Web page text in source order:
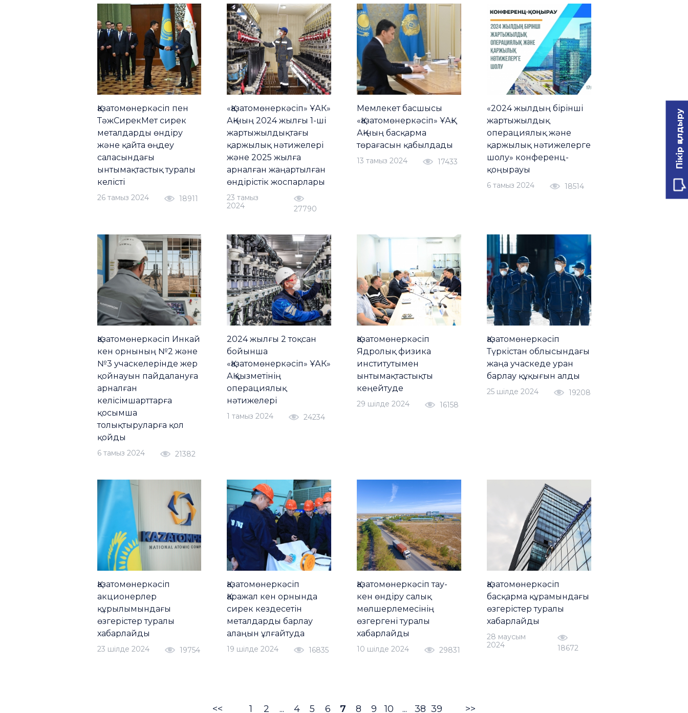
Қазатомөнеркәсіп пен
ТәжСирекМет сирек
металдарды өндіру
және қайта өңдеу
саласындағы
ынтымақтастық туралы
келісті
26 тамыз 2024 18911
«Қазатомөнеркәсіп» ҰАК»
АҚ-ның 2024 жылғы 1-ші
жартыжылдықтағы
қаржылық нәтижелері
және 2025 жылға
арналған жаңартылған
өндірістік жоспарлары
23 тамыз
2024
27790
Мемлекет басшысы
«Қазатомөнеркәсіп» ҰАҚ»
АҚ-ның басқарма
төрағасын қабылдады
13 тамыз 2024 17433
«2024 жылдың бірінші
жартыжылдық
операциялық және
қаржылық нәтижелерге
шолу» конференц-
қоңырауы
6 тамыз 2024 18514
Қазатомөнеркәсіп Инкай
кен орнының №2 және
№3 учаскелерінде жер
қойнауын пайдалануға
арналған
келісімшарттарға
қосымша
толықтыруларға қол
қойды
6 тамыз 2024 21382
2024 жылғы 2 тоқсан
бойынша
«Қазатомөнеркәсіп» ҰАК»
АҚ қызметінің
операциялық
нәтижелері
1 тамыз 2024 24234
Қазатомөнеркәсіп
Ядролық физика
институтымен
ынтымақтастықты
кеңейтуде
29 шiлде 2024 16158
Қазатомөнеркәсіп
Түркістан облысындағы
жаңа учаскеде уран
барлау құқығын алды
25 шiлде 2024 19208
Қазатомөнеркәсіп
акционерлер
құрылымындағы
өзгерістер туралы
хабарлайды
23 шiлде 2024 19754
Қазатомөнеркәсіп
Қаражал кен орнында
сирек кездесетін
металдарды барлау
алаңын ұлғайтуда
19 шiлде 2024 16835
Қазатомөнеркәсіп тау-
кен өндіру салық
мөлшерлемесінің
өзгергені туралы
хабарлайды
10 шiлде 2024 29831
Қазатомөнеркәсіп
басқарма құрамындағы
өзгерістер туралы
хабарлайды
28 маусым
2024
18672
<< 1 2 ... 4 5 6 7 8 9 10 ... 38 39 >>
Пікір қалдыру